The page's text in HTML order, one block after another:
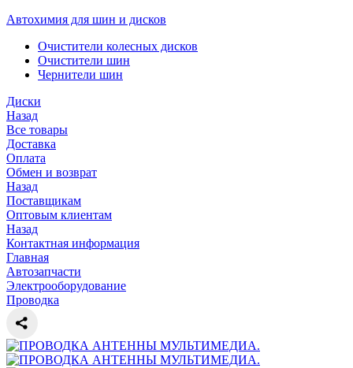
Автохимия для шин и дисков
Очистители колесных дисков
Очистители шин
Чернители шин
Диски
Назад
Все товары
Доставка
Оплата
Обмен и возврат
Назад
Поставщикам
Оптовым клиентам
Назад
Контактная информация
Главная
Автозапчасти
Электрооборудование
Проводка